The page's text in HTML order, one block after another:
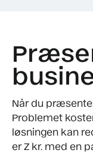
Når du
Problemet
løsningen kan
er Z kr. med en